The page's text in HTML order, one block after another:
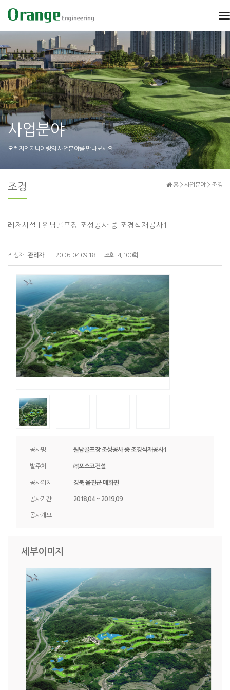
사업분야
오렌지엔지니어링의 사업분야를 만나보세요
홈 > 사업분야 > 조경
조경
레저시설 | 원남골프장 조성공사 중 조경식재공사1
작성자 관리자 20-05-04 09:18 조회 4,100회
공사명 : 원남골프장 조성공사 중 조경식재공사1
발주처 : ㈜포스코건설
공사위치 : 경북 울진군 매화면
공사기간 : 2018.04 ~ 2019.09
공사개요 :
세부이미지